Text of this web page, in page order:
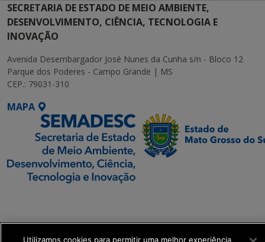
SECRETARIA DE ESTADO DE MEIO AMBIENTE,
DESENVOLVIMENTO, CIÊNCIA, TECNOLOGIA E
INOVAÇÃO
Avenida Desembargador José Nunes da Cunha s/n - Bloco 12
Parque dos Poderes - Campo Grande | MS
CEP.: 79031-310
MAPA
Transformação Digital
Utilizamos cookies para permitir uma melhor experiência